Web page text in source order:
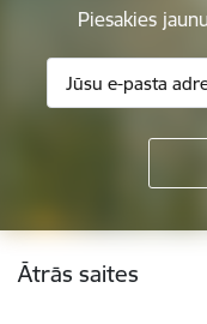
Piesakies
Kājene
Ātrās saites